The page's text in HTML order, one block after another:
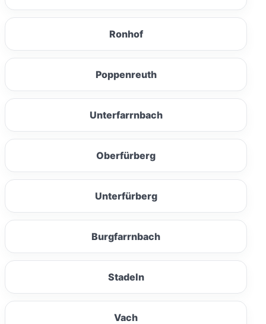
Ronhof
Poppenreuth
Unterfarrnbach
Oberfürberg
Unterfürberg
Burgfarrnbach
Stadeln
Vach